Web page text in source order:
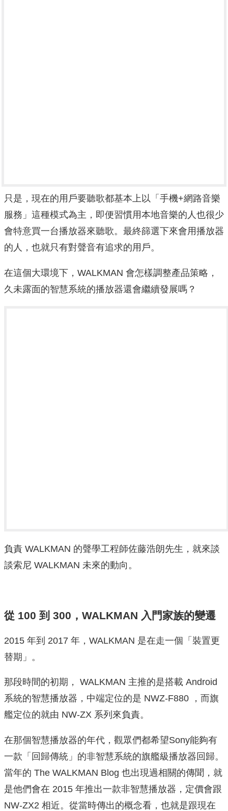
只是，現在的用戶要聽歌都基本上以「手機+網路音樂
服務」這種模式為主，即便習慣用本地音樂的人也很少
會特意買一台播放器來聽歌。最終篩選下來會用播放器
的人，也就只有對聲音有追求的用戶。
在這個大環境下，WALKMAN 會怎樣調整產品策略，
久未露面的智慧系統的播放器還會繼續發展嗎？
負責 WALKMAN 的聲學工程師佐藤浩朗先生，就來談
談索尼 WALKMAN 未來的動向。
從 100 到 300，WALKMAN 入門家族的變遷
2015 年到 2017 年，WALKMAN 是在走一個「裝置更
替期」。
那段時間的初期， WALKMAN 主推的是搭載 Android
系統的智慧播放器，中端定位的是 NWZ-F880 ，而旗
艦定位的就由 NW-ZX 系列來負責。
在那個智慧播放器的年代，觀眾們都希望Sony能夠有
一款「回歸傳統」的非智慧系統的旗艦級播放器回歸。
當年的 The WALKMAN Blog 也出現過相關的傳聞，就
是他們會在 2015 年推出一款非智慧播放器，定價會跟
NW-ZX2 相近。從當時傳出的概念看，也就是跟現在